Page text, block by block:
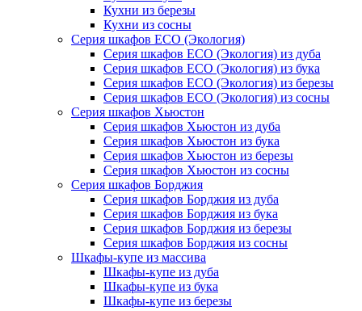
Кухни из березы
Кухни из сосны
Серия шкафов ECO (Экология)
Серия шкафов ECO (Экология) из дуба
Серия шкафов ECO (Экология) из бука
Серия шкафов ECO (Экология) из березы
Серия шкафов ECO (Экология) из сосны
Серия шкафов Хьюстон
Серия шкафов Хьюстон из дуба
Серия шкафов Хьюстон из бука
Серия шкафов Хьюстон из березы
Серия шкафов Хьюстон из сосны
Серия шкафов Борджия
Серия шкафов Борджия из дуба
Серия шкафов Борджия из бука
Серия шкафов Борджия из березы
Серия шкафов Борджия из сосны
Шкафы-купе из массива
Шкафы-купе из дуба
Шкафы-купе из бука
Шкафы-купе из березы